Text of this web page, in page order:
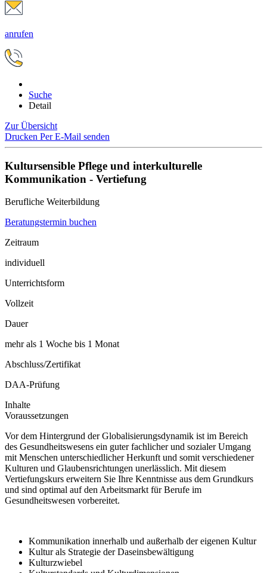
anrufen
Suche
Detail
Zur Übersicht
Drucken Per E-Mail senden
Kultursensible Pflege und interkulturelle
Kommunikation - Vertiefung
Berufliche Weiterbildung
Beratungstermin buchen
Zeitraum
individuell
Unterrichtsform
Vollzeit
Dauer
mehr als 1 Woche bis 1 Monat
Abschluss/Zertifikat
DAA-Prüfung
Inhalte
Voraussetzungen
Vor dem Hintergrund der Globalisierungsdynamik ist im Bereich
des Gesundheitswesens ein guter fachlicher und sozialer Umgang
mit Menschen unterschiedlicher Herkunft und somit verschiedener
Kulturen und Glaubensrichtungen unerlässlich. Mit diesem
Vertiefungskurs erweitern Sie Ihre Kenntnisse aus dem Grundkurs
und sind optimal auf den Arbeitsmarkt für Berufe im
Gesundheitswesen vorbereitet.
Kommunikation innerhalb und außerhalb der eigenen Kultur
Kultur als Strategie der Daseinsbewältigung
Kulturzwiebel